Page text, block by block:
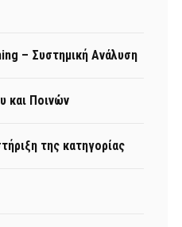
– Συστημική Ανάλυση
και Ποινών
της κατηγορίας